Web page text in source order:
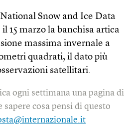
Snow and Ice Data
15 marzo la banchisa artica
massima invernale a
quadrati, il dato più
satellitari.
ogni settimana una pagina di
cosa pensi di questo